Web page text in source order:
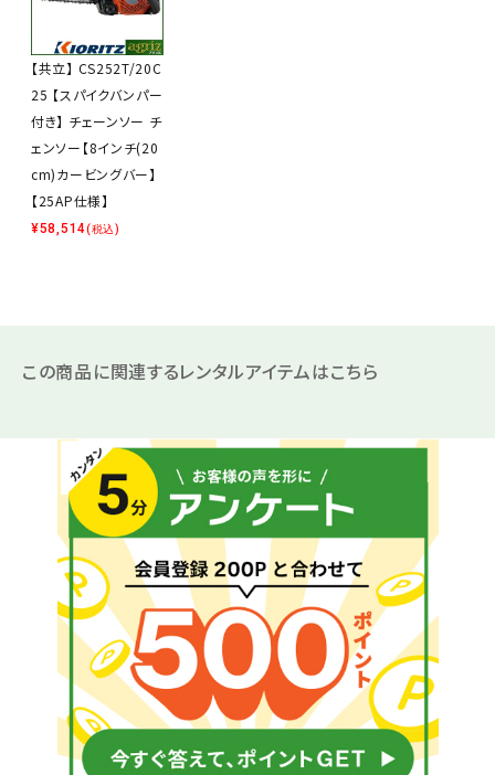
【共立】 CS252T/20C
25 【スパイクバンパー
付き】 チェーンソー チ
ェンソー【8インチ(20
cm)カービングバー】
【25AP仕様】
¥58,514(税込)
この商品に関連するレンタルアイテムはこちら